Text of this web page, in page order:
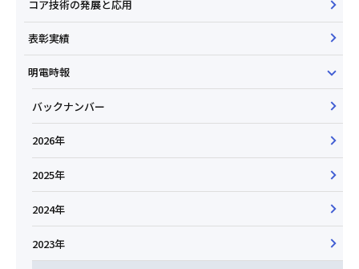
コア技術の発展と応用
表彰実績
明電時報
バックナンバー
2026年
2025年
2024年
2023年